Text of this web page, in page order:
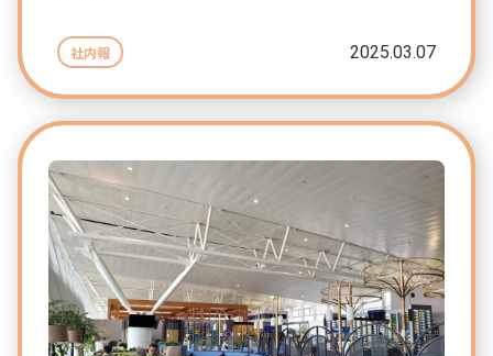
社内報 2025.03.07